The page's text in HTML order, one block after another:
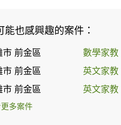
能也感興趣的案件：
市 前金區 數學家教
市 前金區 英文家教
市 前金區 英文家教
多案件